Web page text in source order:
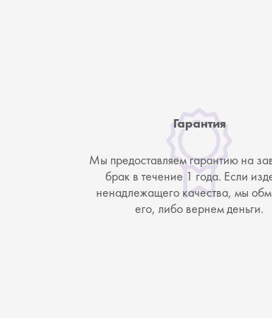
Гарантия
Мы предоставляем гарантию на
брак в течение 1 года. Если
ненадлежащего качества, мы
его, либо вернем деньги.